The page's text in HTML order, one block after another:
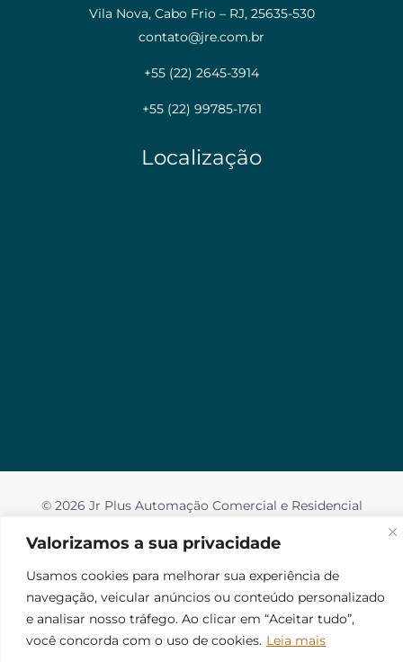
Não aceito
Aceito
Vila Nova, Cabo Frio – RJ, 25635-530
contato@jre.com.br
+55 (22) 2645-3914
+55 (22) 99785-1761
Localização
© 2026 Jr Plus Automação Comercial e Residencial
CriaçãoCesarWeb
Fale Conosco